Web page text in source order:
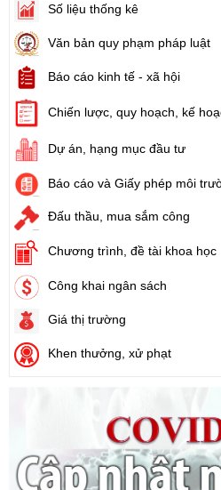
Số:1731/KH-UBND
Tên:
Ngày ban hành: (21/08/2024)
Số:
Tên:
(Nghị định Quy định về giá đất)
Ngày ban hành: (21/08/2024)
Số:31/2024/QH15
Tên:
Ngày ban hành: (21/08/2024)
Số:
88/2024/NĐ-CP
Tên:
(Nghị định Quy định về bồi
Nhà nước thu hồi đất)
Ngày ban hành: (21/08/2024)
Số liệu thống kê
Văn bản quy phạm pháp luật
Báo cáo kinh tế - xã hội
Chiến lược, quy hoạch, kế
Dự án, hạng mục đầu tư
Báo cáo và Giấy phép môi
Đấu thầu, mua sắm công
Chương trình, đề tài khoa học
Công khai ngân sách
Giá thị trường
Khen thưởng, xử phạt